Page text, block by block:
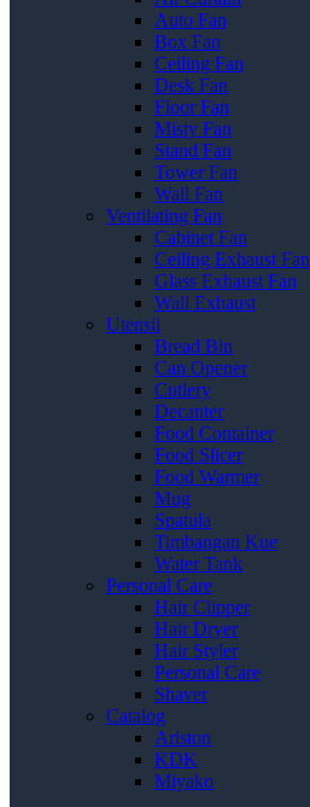
Auto Fan
Box Fan
Ceiling Fan
Desk Fan
Floor Fan
Misty Fan
Stand Fan
Tower Fan
Wall Fan
Ventilating Fan
Cabinet Fan
Ceiling Exhaust Fan
Glass Exhaust Fan
Wall Exhaust
Utensil
Bread Bin
Can Opener
Cutlery
Decanter
Food Container
Food Slicer
Food Warmer
Mug
Spatula
Timbangan Kue
Water Tank
Personal Care
Hair Clipper
Hair Dryer
Hair Styler
Personal Care
Shaver
Catalog
Ariston
KDK
Miyako